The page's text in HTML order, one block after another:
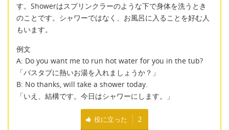
す。Showerはスプリンクラーのような下で身体を洗うとき
のことです。シャワーではなく、お風呂に入ることを好む人
もいます。
例文
A: Do you want me to run hot water for you in the tub?
「バスタブに熱いお湯を入れましょうか？」
B: No thanks, will take a shower today.
「いえ、結構です。今日はシャワーにします。」
役に立った 2